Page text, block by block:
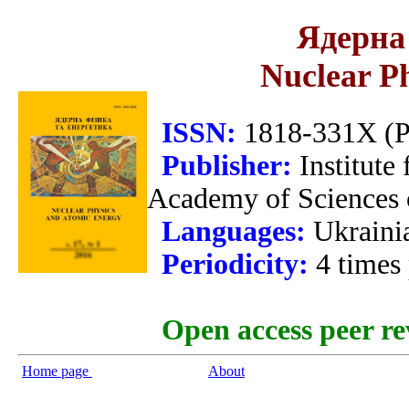
Ядерна
Nuclear
ISSN: 1818-331X
Publisher: Institute
Academy of
Languages:
Periodicity: 4 times
Open access peer
Home page About